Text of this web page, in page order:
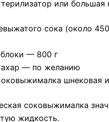
или большая
сока (около
— 800 г
— по желанию
шнековая
соковыжималка
жидкость.